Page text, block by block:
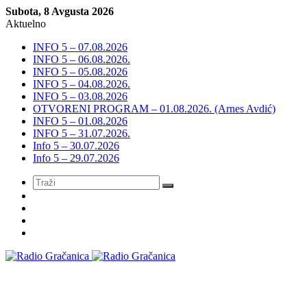
Subota, 8 Avgusta 2026
Aktuelno
INFO 5 – 07.08.2026
INFO 5 – 06.08.2026.
INFO 5 – 05.08.2026
INFO 5 – 04.08.2026.
INFO 5 – 03.08.2026
OTVORENI PROGRAM – 01.08.2026. (Arnes Avdić)
INFO 5 – 01.08.2026
INFO 5 – 31.07.2026.
Info 5 – 30.07.2026
Info 5 – 29.07.2026
Meni